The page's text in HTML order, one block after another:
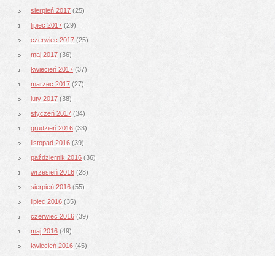
sierpień 2017 (25)
lipiec 2017 (29)
czerwiec 2017 (25)
maj 2017 (36)
kwiecień 2017 (37)
marzec 2017 (27)
luty 2017 (38)
styczeń 2017 (34)
grudzień 2016 (33)
listopad 2016 (39)
październik 2016 (36)
wrzesień 2016 (28)
sierpień 2016 (55)
lipiec 2016 (35)
czerwiec 2016 (39)
maj 2016 (49)
kwiecień 2016 (45)